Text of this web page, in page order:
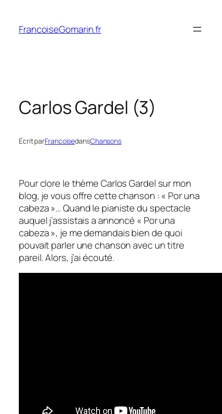
contenu
FrancoiseGomarin.fr
Carlos Gardel (3)
Écrit parFrancoisedansChansons
Pour clore le thème Carlos Gardel sur mon
blog, je vous offre cette chanson : « Por una
cabeza »… Quand le pianiste du spectacle
auquel j’assistais a annoncé « Por una
cabeza », je me demandais bien de quoi
pouvait parler une chanson avec un titre
pareil. Alors, j’ai écouté.